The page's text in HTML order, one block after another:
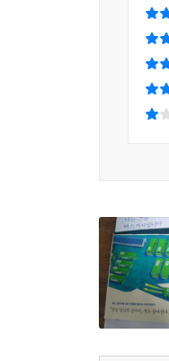
관광형 고객
마지막 염
책을 닫으
“기사님, 이
“예, ‘삼화
오 분 간격
---「글을 모
이 책을
버스기사
인사라도
있는, 우
변화일지